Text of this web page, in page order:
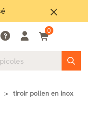
close
0
tiroir pollen en inox